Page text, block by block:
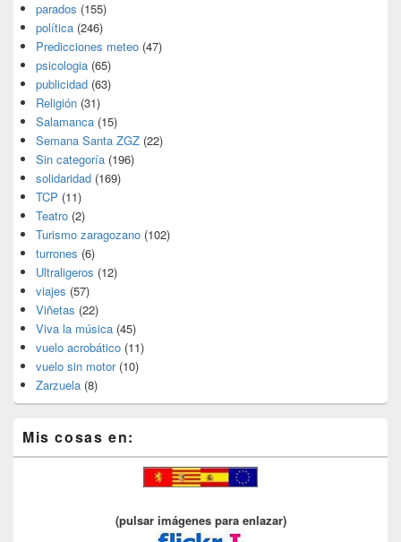
parados (155)
política (246)
Predicciones meteo (47)
psicologia (65)
publicidad (63)
Religión (31)
Salamanca (15)
Semana Santa ZGZ (22)
Sin categoría (196)
solidaridad (169)
TCP (11)
Teatro (2)
Turismo zaragozano (102)
turrones (6)
Ultraligeros (12)
viajes (57)
Viñetas (22)
Viva la música (45)
vuelo acrobático (11)
vuelo sin motor(10)
Zarzuela (8)
Mis cosas en:
(pulsar imágenes para enlazar)